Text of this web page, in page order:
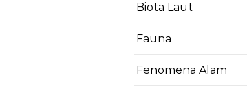
Biota Laut
Fauna
Fenomena Alam